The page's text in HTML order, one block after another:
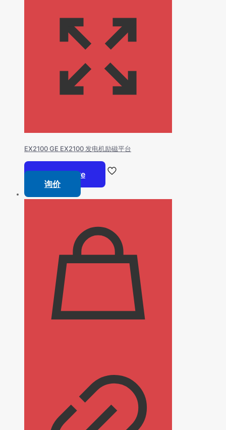
EX2100 GE EX2100 发电机励磁平台
Read more
询价